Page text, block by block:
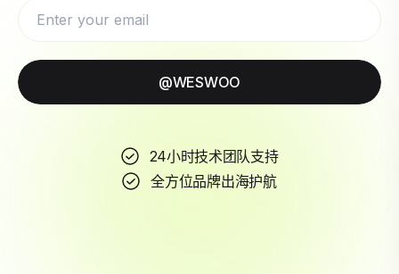
@WESWOO
24小时技术团队支持
全方位品牌出海护航